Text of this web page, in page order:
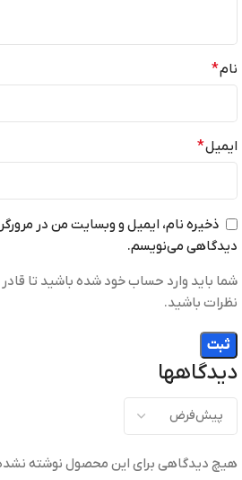
دیدگاهها
هیچ دیدگاهی برای این محصول نوشته
نام*
ایمیل*
ذخیره نام، ایمیل و وبسایت من در
دیدگاهی می‌نویسم.
شما باید وارد حساب خود شده باشید تا
نظرات باشید.